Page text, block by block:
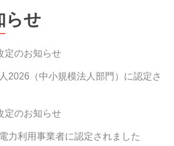
らせ
定のお知らせ
2026（中小規模法人部門）に認定さ
定のお知らせ
力利用事業者に認定されました